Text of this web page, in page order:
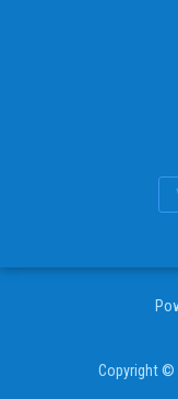
Copyright ©